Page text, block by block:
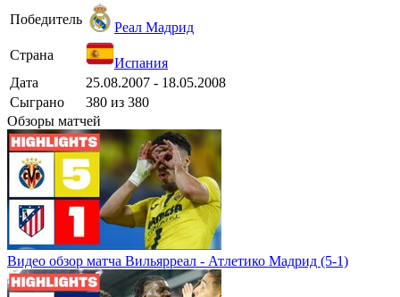
Победитель
Реал Мадрид
Страна
Испания
Дата
25.08.2007 - 18.05.2008
Сыграно
380 из 380
Обзоры матчей
Видео обзор матча Вильярреал - Атлетико Мадрид (5-1)